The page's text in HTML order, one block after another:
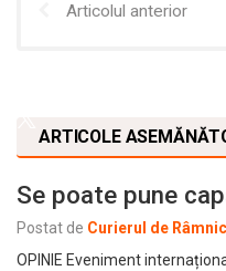
Articolul anterior
ARTICOLE
Se poate pune
Postat de Curierul de Râmnic
OPINIE Eveniment